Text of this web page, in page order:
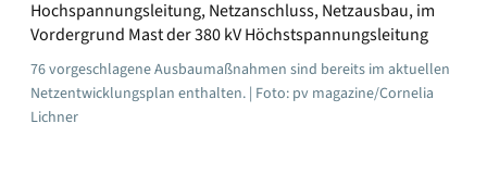
76 vorgeschlagene Ausbaumaßnahmen sind bereits im aktuellen
Netzentwicklungsplan enthalten. | Foto: pv magazine/Cornelia
Lichner